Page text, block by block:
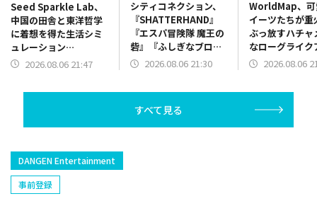
Seed Sparkle Lab、
中国の田舎と東洋哲学
に着想を得た生活シミ
ュレーション
『Starsand Island』
2026.08.06 21:47
シティコネクション、
『SHATTERHAND』
『エスパ冒険隊 魔王の
砦』『ふしぎなブロビ
ー ブロバニアの危機』
2026.08.06 21:30
WorldMap、可
イーツたちが重
ぶっ放すハチャ
なローグライク
ョン『チョコレ
2026.08.06
すべて見る
DANGEN Entertainment
事前登録